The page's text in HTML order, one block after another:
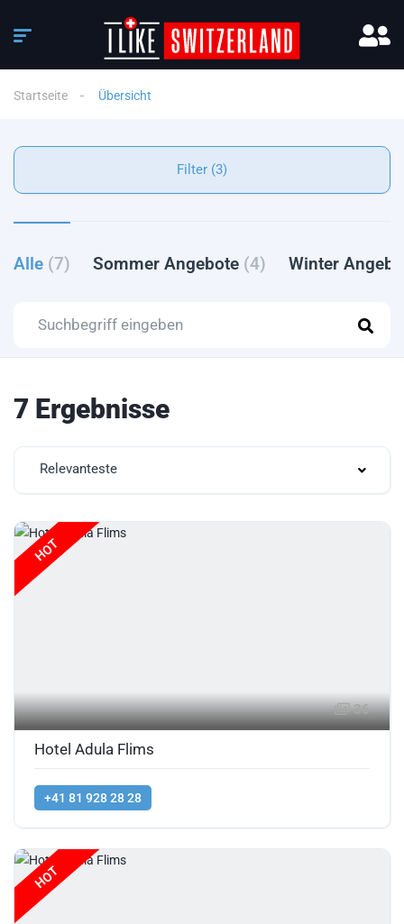
Startseite Übersicht
Filter (3)
Alle (7) Sommer Angebote (4) Winter
7 Ergebnisse
Relevanteste
HOT
36
Hotel Adula Flims
+41 81 928 28 28
HOT